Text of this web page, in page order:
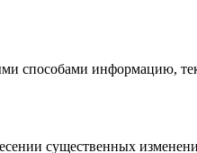
способами информацию,
существенных